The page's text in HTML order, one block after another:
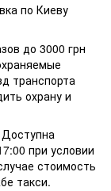
по Киеву
до 3000 грн
транспорта
охрану и
Доступна
при условии
стоимость
такси.